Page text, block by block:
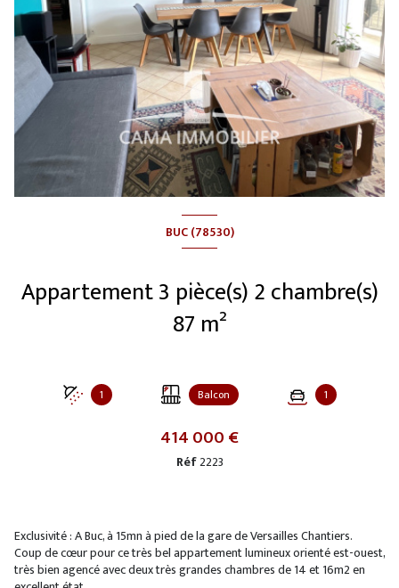
BUC (78530)
Appartement 3 pièce(s) 2 chambre(s)
87 m²
1 Balcon 1
414 000 €
Réf2223
Exclusivité : A Buc, à 15mn à pied de la gare de Versailles Chantiers.
Coup de cœur pour ce très bel appartement lumineux orienté est-ouest,
très bien agencé avec deux très grandes chambres de 14 et 16m2 en